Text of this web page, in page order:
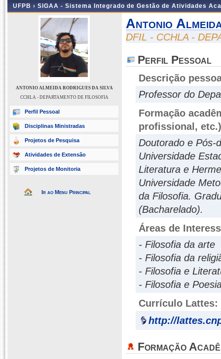
UFPB › SIGAA - Sistema Integrado de Gestão de Atividades
ANTONIO ALMEIDA RODRIGUES DA SILVA
CCHLA - DEPARTAMENTO DE FILOSOFIA
Perfil Pessoal
Disciplinas Ministradas
Projetos de Pesquisa
Atividades de Extensão
Projetos de Monitoria
Ir ao Menu Principal
Antonio
DFIL - CCHLA -
Perfil Pessoal
Descrição
Professor do
Formação
profissional, etc.)
Doutorado e Pós-
Universidade
Literatura e
Universidade
da Filosofia.
(Bacharelado).
Áreas de
- Filosofia da arte
- Filosofia da
- Filosofia e
- Filosofia e
Currículo Lattes:
http://
Formação